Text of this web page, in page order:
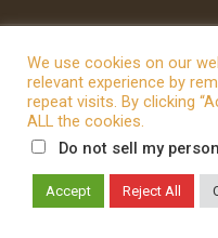
© 2026 Betheme by
We use cookies on our
relevant experience by
repeat visits. By clicking
ALL the cookies.
Do not sell my
Accept Reject All